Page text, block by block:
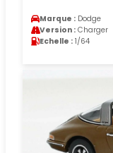
Marque : Dodge
Version : Charger
Echelle : 1/64